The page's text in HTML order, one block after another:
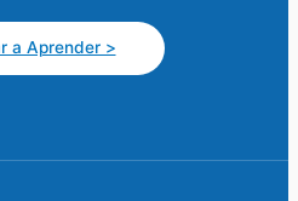
a Aprender >